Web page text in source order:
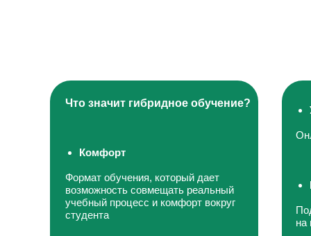
на
Что значит гибридное обучение?
Комфорт
Формат обучения, который дает
возможность совмещать реальный
учебный процесс и комфорт вокруг
студента